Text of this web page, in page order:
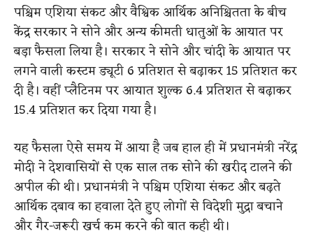
पश्चिम एशिया संकट और वैश्विक आर्थिक अनिश्चितता के बीच
केंद्र सरकार ने सोने और अन्य कीमती धातुओं के आयात पर
बड़ा फैसला लिया है। सरकार ने सोने और चांदी के आयात पर
लगने वाली कस्टम ड्यूटी 6 प्रतिशत से बढ़ाकर 15 प्रतिशत कर
दी है। वहीं प्लैटिनम पर आयात शुल्क 6.4 प्रतिशत से बढ़ाकर
15.4 प्रतिशत कर दिया गया है।
यह फैसला ऐसे समय में आया है जब हाल ही में प्रधानमंत्री नरेंद्र
मोदी ने देशवासियों से एक साल तक सोने की खरीद टालने की
अपील की थी। प्रधानमंत्री ने पश्चिम एशिया संकट और बढ़ते
आर्थिक दबाव का हवाला देते हुए लोगों से विदेशी मुद्रा बचाने
और गैर-जरूरी खर्च कम करने की बात कही थी।